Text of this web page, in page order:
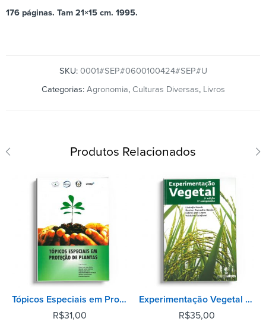
176 páginas. Tam 21×15 cm. 1995.
SKU: 0001#SEP#0600100424#SEP#U
Categorias: Agronomia, Culturas Diversas, Livros
Produtos Relacionados
Tópicos Especiais em Proteção de Plantas
R$31,00
Experimentação Vegetal - 3ª Edição
R$35,00